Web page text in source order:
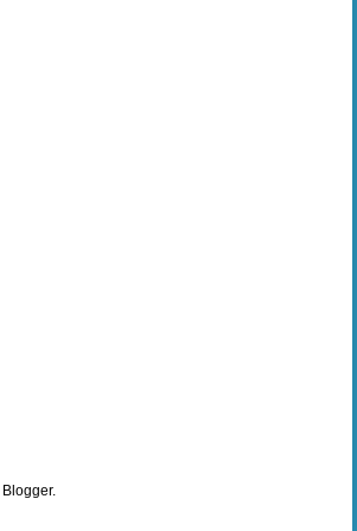
Blogger.